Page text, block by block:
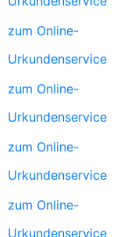
zum Online-
Urkundenservice
zum Online-
Urkundenservice
zum Online-
Urkundenservice
zum Online-
Urkundenservice